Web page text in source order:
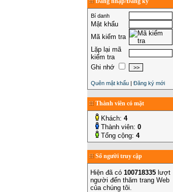
Bí danh
Mật khẩu
Mã kiểm tra
Lặp lại mã
kiểm tra
Ghi nhớ
Quên mật khẩu | Đăng ký mới
Thành viên có mặt
Khách: 4
Thành viên: 0
Tổng cộng: 4
Số người truy cập
Hiện đã có 100718335 lượt
người đến thăm trang Web
của chúng tôi.